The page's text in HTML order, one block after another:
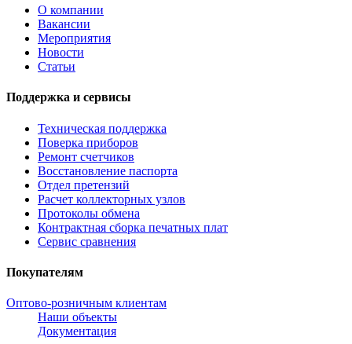
О компании
Вакансии
Мероприятия
Новости
Статьи
Поддержка и сервисы
Техническая поддержка
Поверка приборов
Ремонт счетчиков
Восстановление паспорта
Отдел претензий
Расчет коллекторных узлов
Протоколы обмена
Контрактная сборка печатных плат
Сервис сравнения
Покупателям
Оптово-розничным клиентам
Наши объекты
Документация